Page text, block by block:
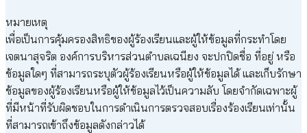
หมายเหตุ
เพื่อเป็นการคุ้มครองสิทธิของผู้ร้องเรียนและผู้ให้ข้อมูลที่กระทำโดย
เจตนาสุจริต องค์การบริหารส่วนตำบลเฉนียง จะปกปิดชื่อ ที่อยู่ หรือ
ข้อมูลใดๆ ที่สามารถระบุตัวผู้ร้องเรียนหรือผู้ให้ข้อมูลได้ และเก็บรักษา
ข้อมูลของผู้ร้องเรียนหรือผู้ให้ข้อมูลไว้เป็นความลับ โดยจำกัดเฉพาะผู้
ที่มีหน้าที่รับผิดชอบในการดำเนินการตรวจสอบเรื่องร้องเรียนเท่านั้น
ที่สามารถเข้าถึงข้อมูลดังกล่าวได้